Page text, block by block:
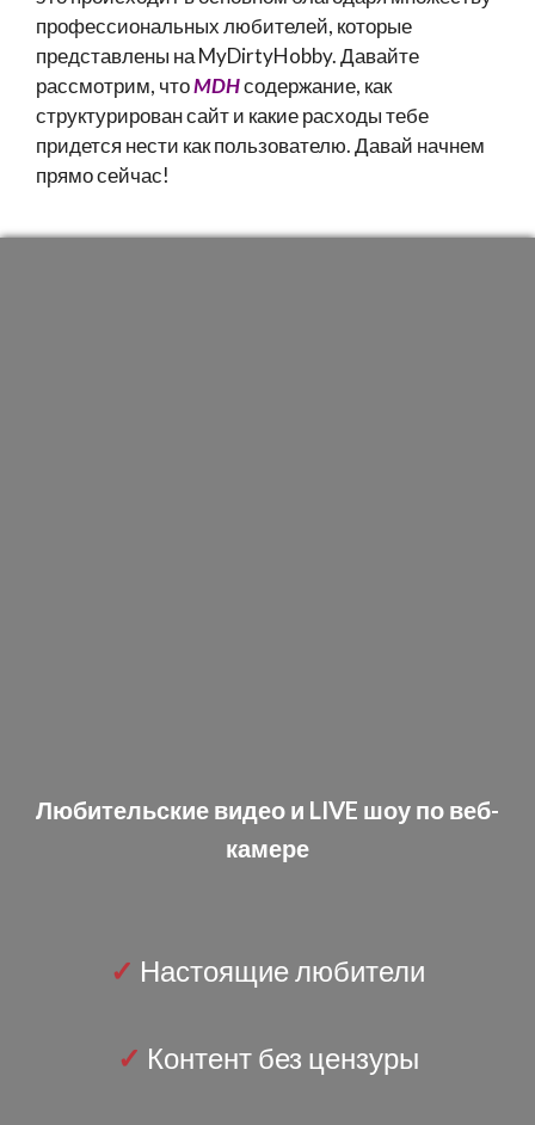
профессиональных любителей, которые
представлены на MyDirtyHobby. Давайте
рассмотрим, чтоMDHсодержание, как
структурирован сайт и какие расходы тебе
придется нести как пользователю. Давай начнем
прямо сейчас!
Любительские видео и LIVE шоу по веб-
камере
✓ Настоящие любители
✓ Контент без цензуры